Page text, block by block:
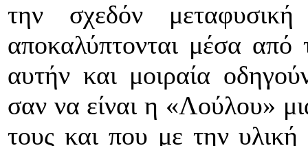
την σχεδόν
αποκαλύπτονται μέσα
αυτήν και μοιραία
σαν να είναι η «Λούλου»
τους και που με την υλική